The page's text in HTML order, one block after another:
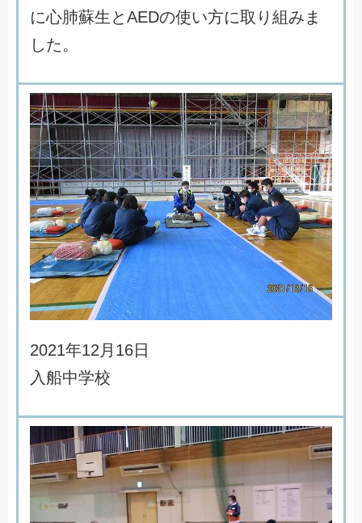
に心肺蘇生 とAEDの使い方に取 り 組み ま
した。
2021年12 月 16日
入 船中学校